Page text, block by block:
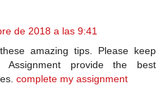
de 2018 a las 9:41
amazing tips. Please keep
Assignment provide the best
complete my assignment